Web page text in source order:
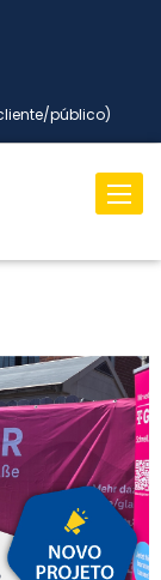
público)